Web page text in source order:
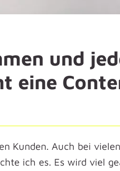
und
eine
Kunden. Auch bei vielen
ich es. Es wird viel